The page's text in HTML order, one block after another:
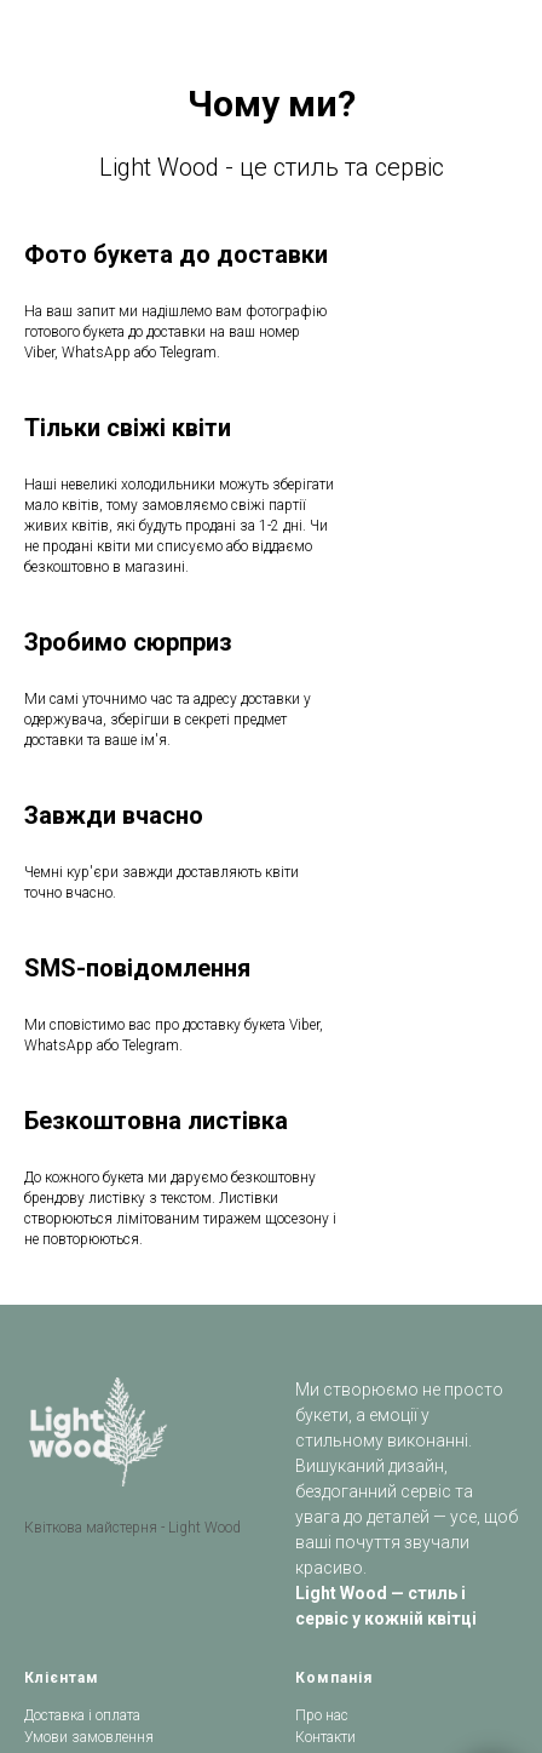
Чому ми?
Light Wood - це стиль та сервіс
Фото букета до доставки
На ваш запит ми надішлемо вам фотографію
готового букета до доставки на ваш номер
Viber, WhatsApp або Telegram.
Тільки свіжі квіти
Наші невеликі холодильники можуть зберігати
мало квітів, тому замовляємо свіжі партії
живих квітів, які будуть продані за 1-2 дні. Чи
не продані квіти ми списуємо або віддаємо
безкоштовно в магазині.
Зробимо сюрприз
Ми самі уточнимо час та адресу доставки у
одержувача, зберігши в секреті предмет
доставки та ваше ім'я.
Завжди вчасно
Чемні кур'єри завжди доставляють квіти
точно вчасно.
SMS-повідомлення
Ми сповістимо вас про доставку букета Viber,
WhatsApp або Telegram.
Безкоштовна листівка
До кожного букета ми даруємо безкоштовну
брендову листівку з текстом. Листівки
створюються лімітованим тиражем щосезону і
не повторюються.
Квіткова майстерня - Light Wood
Ми створюємо не просто
букети, а емоції у
стильному виконанні.
Вишуканий дизайн,
бездоганний сервіс та
увага до деталей — усе, щоб
ваші почуття звучали
красиво.
Light Wood — стиль і
сервіс у кожній квітці
Клієнтам
Доставка і оплата
Умови замовлення
Компанія
Про нас
Контакти